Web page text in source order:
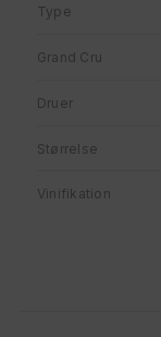
Type
Grand Cru
Druer
Størrelse
Vinifikation